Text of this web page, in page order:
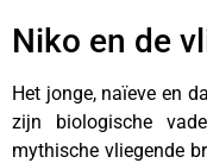
Niko en de
Het jonge, naïeve en
zijn biologische
mythische vliegende